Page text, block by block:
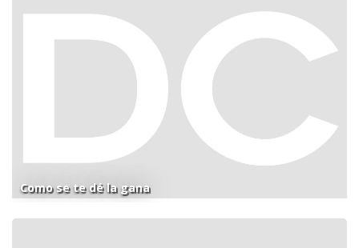
Como se te dé la gana